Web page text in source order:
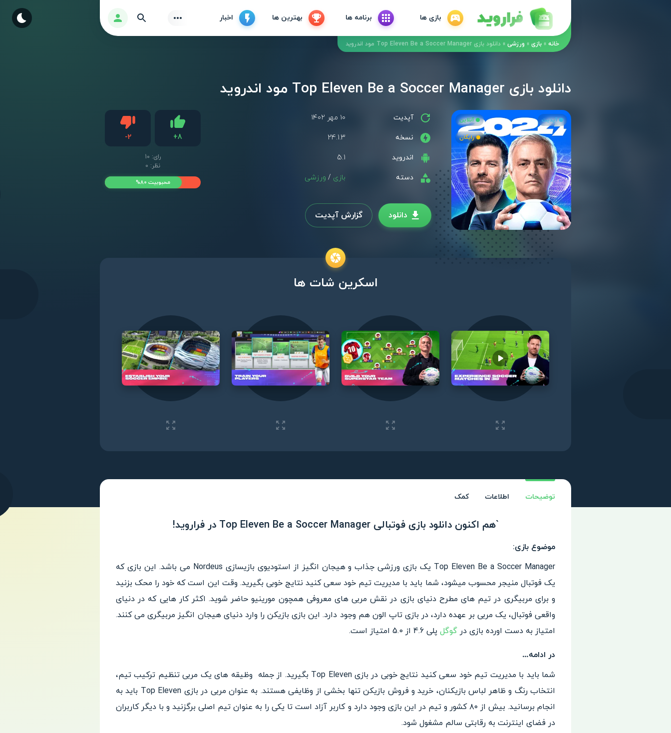
بازی ها برنامه ها بهترین ها اخبار ورود Find
خانه » بازی » ورزشی » دانلود بازی Top Eleven Be a Soccer Manager مود اندروید
دانلود بازی Top Eleven Be a Soccer Manager مود اندروید
آپدیت آنلاین
رایگان
آپدیت ۱۰ مهر ۱۴۰۲
نسخه 24.1.3
اندروید 5.1
دسته بازی / ورزشی
+8
لایک
-2دیس لایک
رای: 10
نظر: 0
محبوبیت 80%
دانلود گزارش آپدیت
اسکرین شات ها
Play video
توضیحات اطلاعات کمک
`هم اکنون دانلود بازی فوتبالی Top Eleven Be a Soccer Manager در فراروید!
موضوع بازی:
Top Eleven Be a Soccer Manager یک بازی ورزشی جذاب و هیجان انگیز از استودیوی بازیسازی Nordeus می باشد. این بازی که
یک فوتبال منیجر محسوب میشود، شما باید با مدیریت تیم خود سعی کنید نتایج خوبی بگیرید. وقت این است که خود را محک بزنید
و برای مربیگری در تیم های مطرح دنیای بازی در نقش مربی های معروفی همچون مورینیو حاضر شوید. اکثر کار هایی که در دنیای
واقعی فوتبال، یک مربی بر عهده دارد، در بازی تاپ الون هم وجود دارد. این بازی بازیکن را وارد دنیای هیجان انگیز مربیگری می کنند.
امتیاز به دست اورده بازی در گوگل پلی 4.6 از 5.0 امتیاز است.
در ادامه…
شما باید با مدیریت تیم خود سعی کنید نتایج خوبی در بازی Top Eleven بگیرید. از جمله وظیقه های یک مربی تنظیم ترکیب تیم،
انتخاب رنگ و ظاهر لباس بازیکنان، خرید و فروش بازیکن تنها بخشی از وظایفی هستند. به عنوان مربی در بازی Top Eleven باید به
انجام برسانید. بیش از ۸۰ کشور و تیم در این بازی وجود دارد و کاربر آزاد است تا یکی را به عنوان تیم اصلی برگزنید و با دیگر کاربران
در فضای اینترنت به رقابتی سالم مشغول شود.